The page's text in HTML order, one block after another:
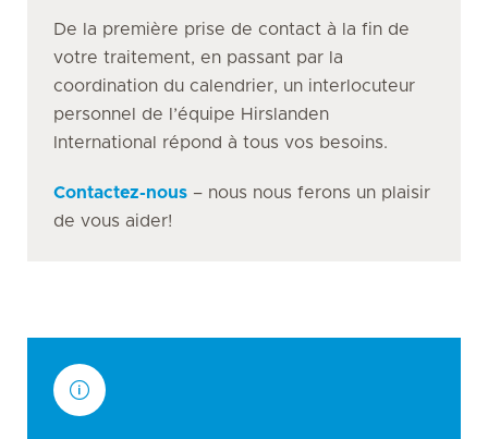
De la première prise de contact à la fin de
votre traitement, en passant par la
coordination du calendrier, un interlocuteur
personnel de l’équipe Hirslanden
International répond à tous vos besoins.
Contactez-nous – nous nous ferons un plaisir
de vous aider!